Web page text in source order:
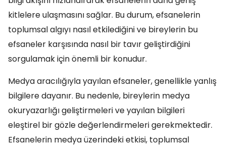
kitlelere ulaşmasını sağlar. Bu durum, efsanelerin
toplumsal algıyı nasıl etkilediğini ve bireylerin bu
efsaneler karşısında nasıl bir tavır geliştirdiğini
sorgulamak için önemli bir konudur.
Medya aracılığıyla yayılan efsaneler, genellikle yanlış
bilgilere dayanır. Bu nedenle, bireylerin medya
okuryazarlığı geliştirmeleri ve yayılan bilgileri
eleştirel bir gözle değerlendirmeleri gerekmektedir.
Efsanelerin medya üzerindeki etkisi, toplumsal